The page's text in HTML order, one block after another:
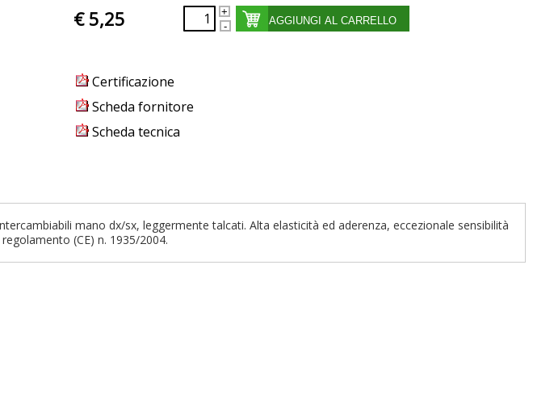
€ 5,25 AGGIUNGI AL CARRELLO
Certificazione
Scheda fornitore
Scheda tecnica
mano dx/sx, leggermente talcati. Alta elasticità ed aderenza, eccezionale sensibilità
(CE) n. 1935/2004.